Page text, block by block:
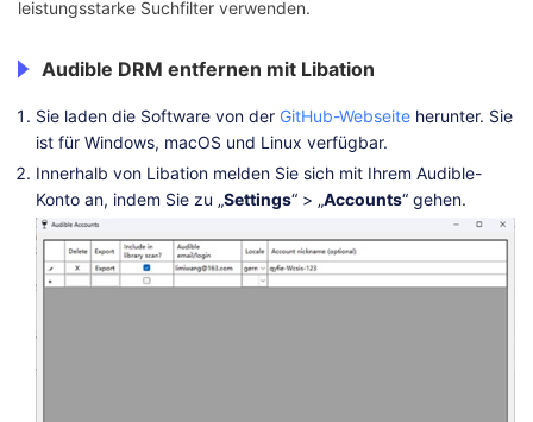
leistungsstarke Suchfilter verwenden.
Audible DRM entfernen mit Libation
Sie laden die Software von der GitHub-Webseite herunter. Sie
ist für Windows, macOS und Linux verfügbar.
Innerhalb von Libation melden Sie sich mit Ihrem Audible-
Konto an, indem Sie zu „Settings“ > „Accounts“ gehen.